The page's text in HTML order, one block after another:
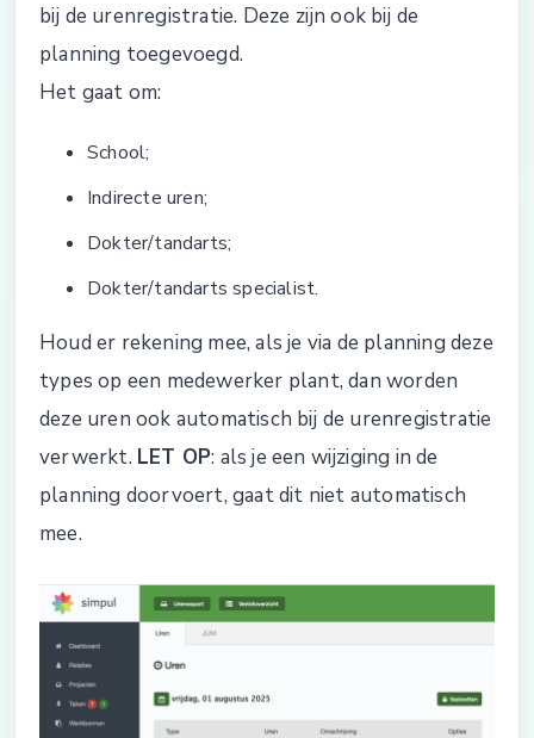
bij de urenregistratie. Deze zijn ook bij de
planning toegevoegd.
Het gaat om:
School;
Indirecte uren;
Dokter/tandarts;
Dokter/tandarts specialist.
Houd er rekening mee, als je via de planning deze
types op een medewerker plant, dan worden
deze uren ook automatisch bij de urenregistratie
verwerkt. LET OP: als je een wijziging in de
planning doorvoert, gaat dit niet automatisch
mee.